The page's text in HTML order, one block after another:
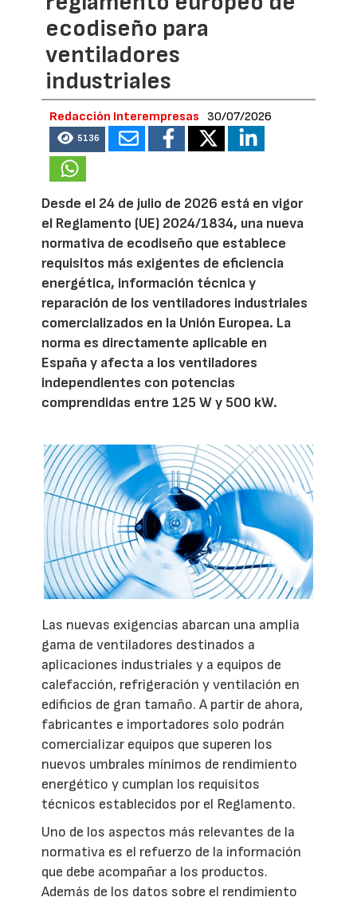
ecodiseño para
ventiladores
industriales
Redacción Interempresas 30/07/2026
5136
Desde el 24 de julio de 2026 está en vigor
el Reglamento (UE) 2024/1834, una nueva
normativa de ecodiseño que establece
requisitos más exigentes de eficiencia
energética, información técnica y
reparación de los ventiladores industriales
comercializados en la Unión Europea. La
norma es directamente aplicable en
España y afecta a los ventiladores
independientes con potencias
comprendidas entre 125 W y 500 kW.
Las nuevas exigencias abarcan una amplia
gama de ventiladores destinados a
aplicaciones industriales y a equipos de
calefacción, refrigeración y ventilación en
edificios de gran tamaño. A partir de ahora,
fabricantes e importadores solo podrán
comercializar equipos que superen los
nuevos umbrales mínimos de rendimiento
energético y cumplan los requisitos
técnicos establecidos por el Reglamento.
Uno de los aspectos más relevantes de la
normativa es el refuerzo de la información
que debe acompañar a los productos.
Además de los datos sobre el rendimiento